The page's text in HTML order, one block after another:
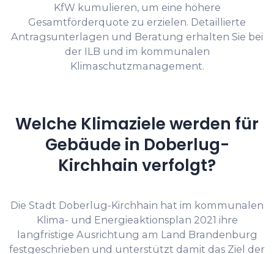
KfW kumulieren, um eine höhere
Gesamtförderquote zu erzielen. Detaillierte
Antragsunterlagen und Beratung erhalten Sie bei
der ILB und im kommunalen
Klimaschutzmanagement.
Welche Klimaziele werden für
Gebäude in Doberlug-
Kirchhain verfolgt?
Die Stadt Doberlug-Kirchhain hat im kommunalen
Klima- und Energieaktionsplan 2021 ihre
langfristige Ausrichtung am Land Brandenburg
festgeschrieben und unterstützt damit das Ziel der